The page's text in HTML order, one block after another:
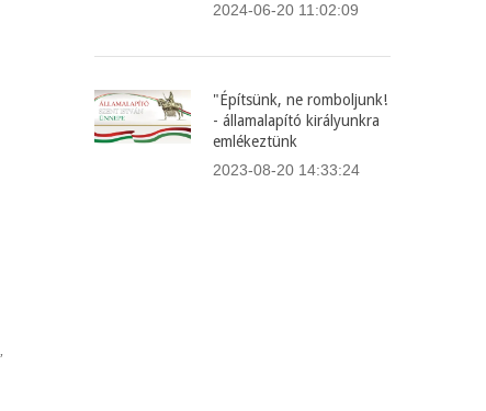
2024-06-20 11:02:09
"Építsünk, ne romboljunk!
- államalapító királyunkra
emlékeztünk
2023-08-20 14:33:24